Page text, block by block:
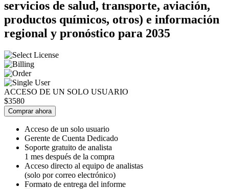
servicios de salud, transporte, aviación,
productos químicos, otros) e información
regional y pronóstico para 2035
ACCESO DE UN SOLO USUARIO
$3580
Comprar ahora
Acceso de un solo usuario
Gerente de Cuenta Dedicado
Soporte gratuito de analista
1 mes después de la compra
Acceso directo al equipo de analistas
(solo por correo electrónico)
Formato de entrega del informe